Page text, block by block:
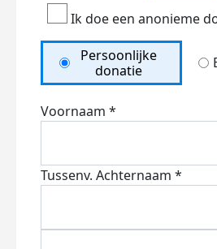
Ik doe een anonieme
Persoonlijke
donatie
Voornaam *
Tussenv. Achternaam *